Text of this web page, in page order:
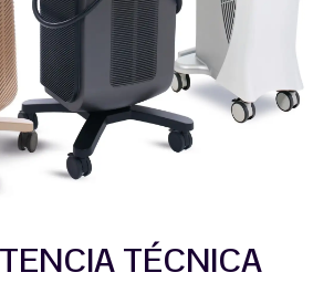
TÉCNICA